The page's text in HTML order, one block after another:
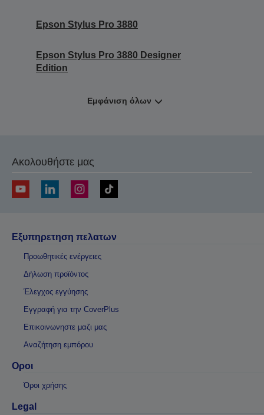
Epson Stylus Pro 3880
Epson Stylus Pro 3880 Designer
Edition
Εμφάνιση όλων
Ακολουθήστε μας
Εξυπηρετηση πελατων
Προωθητικές ενέργειες
Δήλωση προϊόντος
Έλεγχος εγγύησης
Εγγραφή για την CoverPlus
Επικοινωνηστε μαζι μας
Αναζήτηση εμπόρου
Οροι
Όροι χρήσης
Legal